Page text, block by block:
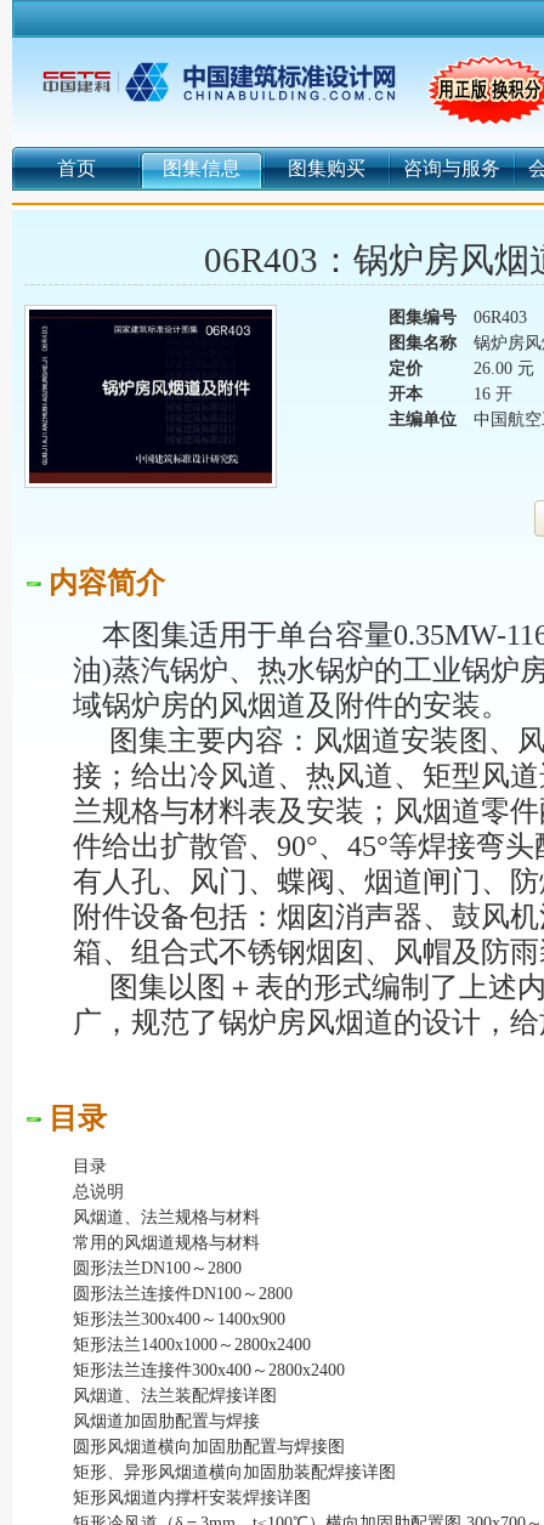
首页 图集信息 图集购买 咨询与服务
06R403：锅炉房风烟
图集编号
06R403
图集名称
锅炉房
定价
26.00 元
开本
16 开
主编单位
中国航
内容简介
本图集适用于单台容量0.35MW-
油)蒸汽锅炉、热水锅炉的工业锅炉
域锅炉房的风烟道及附件的安装。
图集主要内容：风烟道安装图、
接；给出冷风道、热风道、矩型风
兰规格与材料表及安装；风烟道零
件给出扩散管、90°、45°等焊接弯
有人孔、风门、蝶阀、烟道闸门、
附件设备包括：烟囱消声器、鼓风
箱、组合式不锈钢烟囱、风帽及防
图集以图＋表的形式编制了上述
广，规范了锅炉房风烟道的设计，
目录
目录
总说明
风烟道、法兰规格与材料
常用的风烟道规格与材料
圆形法兰DN100～2800
圆形法兰连接件DN100～2800
矩形法兰300x400～1400x900
矩形法兰1400x1000～2800x2400
矩形法兰连接件300x400～2800x2400
风烟道、法兰装配焊接详图
风烟道加固肋配置与焊接
圆形风烟道横向加固肋配置与焊接图
矩形、异形风烟道横向加固肋装配焊接详图
矩形风烟道内撑杆安装焊接详图